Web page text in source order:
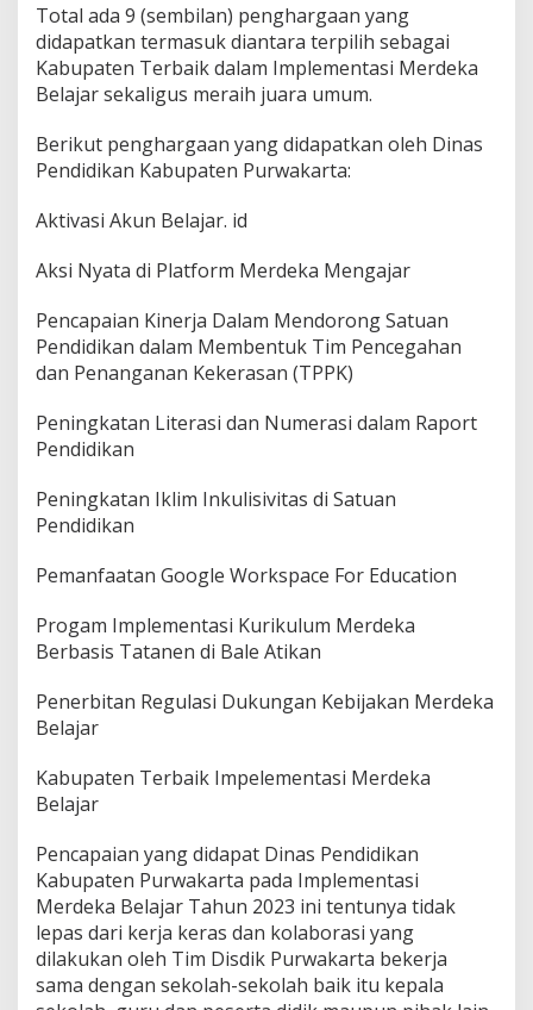
Total ada 9 (sembilan) penghargaan yang
didapatkan termasuk diantara terpilih sebagai
Kabupaten Terbaik dalam Implementasi Merdeka
Belajar sekaligus meraih juara umum.
Berikut penghargaan yang didapatkan oleh Dinas
Pendidikan Kabupaten Purwakarta:
Aktivasi Akun Belajar. id
Aksi Nyata di Platform Merdeka Mengajar
Pencapaian Kinerja Dalam Mendorong Satuan
Pendidikan dalam Membentuk Tim Pencegahan
dan Penanganan Kekerasan (TPPK)
Peningkatan Literasi dan Numerasi dalam Raport
Pendidikan
Peningkatan Iklim Inkulisivitas di Satuan
Pendidikan
Pemanfaatan Google Workspace For Education
Progam Implementasi Kurikulum Merdeka
Berbasis Tatanen di Bale Atikan
Penerbitan Regulasi Dukungan Kebijakan Merdeka
Belajar
Kabupaten Terbaik Impelementasi Merdeka
Belajar
Pencapaian yang didapat Dinas Pendidikan
Kabupaten Purwakarta pada Implementasi
Merdeka Belajar Tahun 2023 ini tentunya tidak
lepas dari kerja keras dan kolaborasi yang
dilakukan oleh Tim Disdik Purwakarta bekerja
sama dengan sekolah-sekolah baik itu kepala